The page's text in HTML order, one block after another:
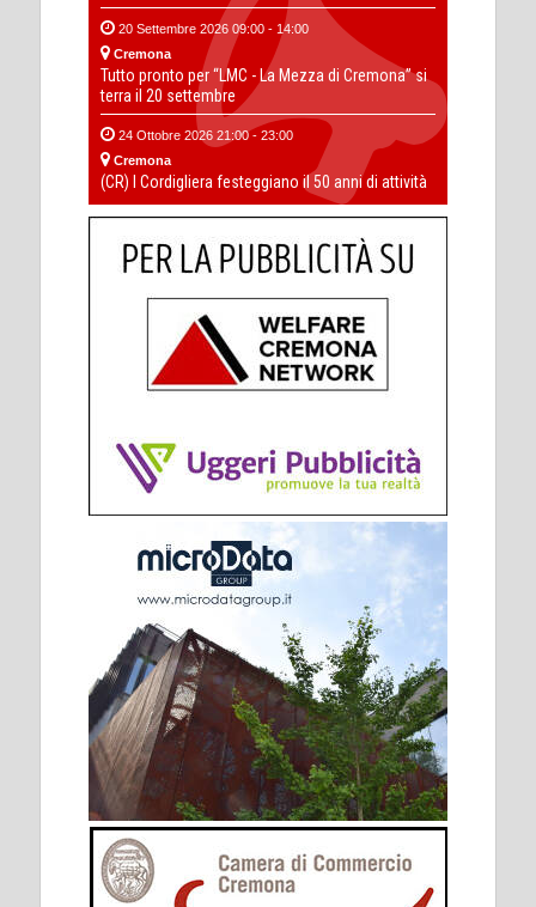
20 Settembre 2026 09:00 - 14:00
Cremona
Tutto pronto per “LMC - La Mezza di Cremona” si
terra il 20 settembre
24 Ottobre 2026 21:00 - 23:00
Cremona
(CR) I Cordigliera festeggiano il 50 anni di attività